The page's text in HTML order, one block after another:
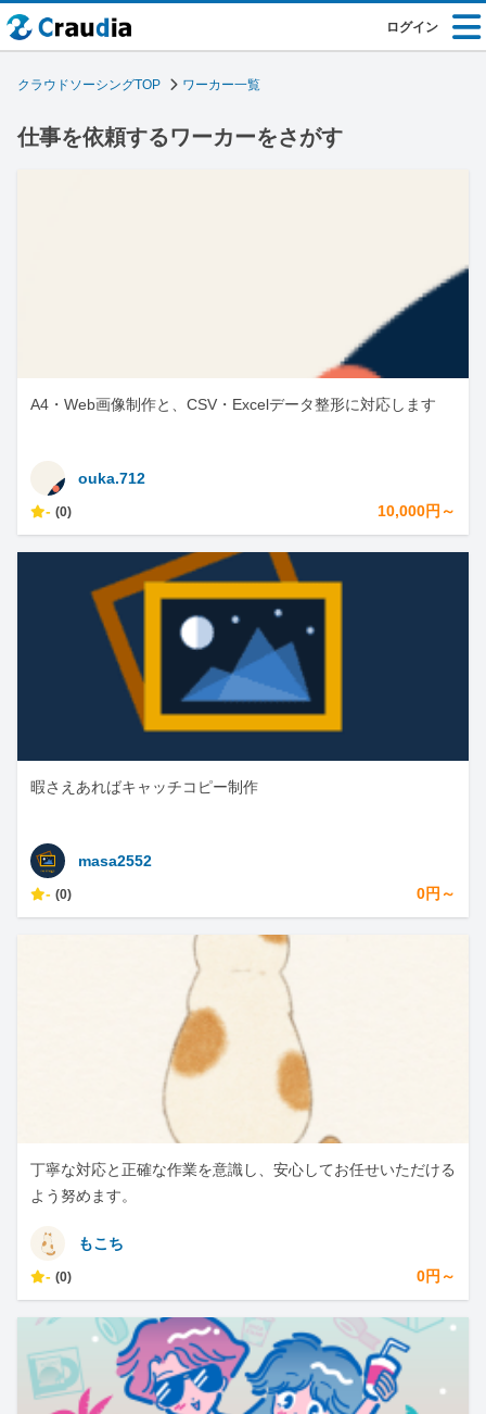
ログイン
クラウドソーシングTOP ワーカー一覧
仕事を依頼するワーカーをさがす
A4・Web画像制作と、CSV・Excelデータ整形に対応します
ouka.712
- (0) 10,000円～
暇さえあればキャッチコピー制作
masa2552
- (0) 0円～
丁寧な対応と正確な作業を意識し、安心してお任せいただける
よう努めます。
もこち
- (0) 0円～